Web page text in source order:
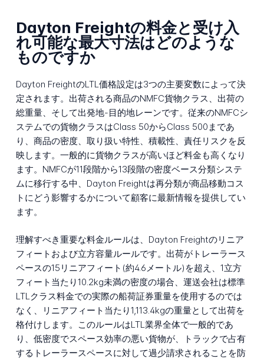
Dayton Freightの料金と受け入
れ可能な最大寸法はどのような
ものですか
Dayton FreightのLTL価格設定は3つの主要変数によって決
定されます。出荷される商品のNMFC貨物クラス、出荷の
総重量、そして出発地-目的地レーンです。従来のNMFCシ
ステムでの貨物クラスはClass 50からClass 500まであ
り、商品の密度、取り扱い特性、積載性、責任リスクを反
映します。一般的に貨物クラスが高いほど料金も高くなり
ます。NMFCが11段階から13段階の密度ベース分類システ
ムに移行する中、Dayton Freightは再分類が商品移動コス
トにどう影響するかについて顧客に最新情報を提供してい
ます。
理解すべき重要な料金ルールは、Dayton Freightのリニア
フィートおよび立方容量ルールです。出荷がトレーラース
ペースの15リニアフィート(約4.6メートル)を超え、1立方
フィート当たり10.2kg未満の密度の場合、運送会社は標準
LTLクラス料金での実際の船荷証券重量を使用するのでは
なく、リニアフィート当たり1,113.4kgの重量として出荷を
格付けします。このルールはLTL業界全体で一般的であ
り、低密度でスペース効率の悪い貨物が、トラックで占有
するトレーラースペースに対して過少請求されることを防